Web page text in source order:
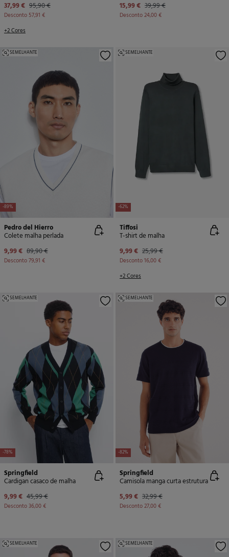
37,99 € 95,90 €
Desconto 57,91 €
+2 Cores
15,99 € 39,99 €
Desconto24,00 €
-89%
SEMELHANTE
Pedro del Hierro
Colete malha perlada
9,99 € 89,90 €
Desconto79,91 €
-62%
SEMELHANTE
Tiffosi
T-shirt de malha
9,99 € 25,99 €
Desconto16,00 €
+2 Cores
-78%
SEMELHANTE
Springfield
Cardigan casaco de malha
9,99 € 45,99 €
Desconto36,00 €
-82%
SEMELHANTE
Springfield
Camisola manga curta estrutura
5,99 € 32,99 €
Desconto27,00 €
SEMELHANTE SEMELHANTE